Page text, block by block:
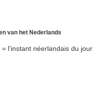
van het Nederlands